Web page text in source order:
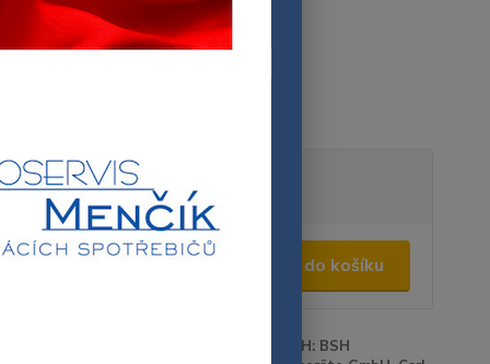
Kč /ks Přidat do košíku
BOSCH: BSH